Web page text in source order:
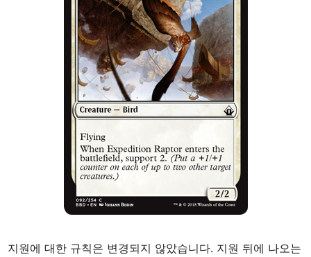
지원에 대한 규칙은 변경되지 않았습니다. 지원 뒤에 나오는